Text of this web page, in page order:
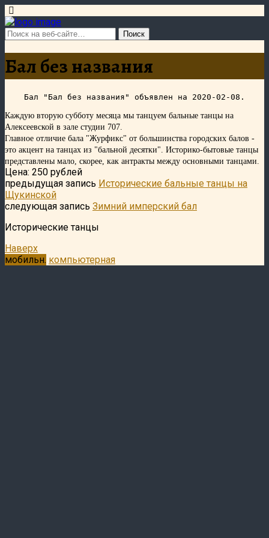
Бал без названия
Каждую вторую субботу месяца мы танцуем бальные танцы на
Алексеевской в зале студии 707.
Главное отличие бала "Журфикс" от большинства городских балов -
это акцент на танцах из "бальной десятки". Историко-бытовые танцы
представлены мало, скорее, как антракты между основными танцами.
Цена: 250 рублей
предыдущая запись Исторические бальные танцы на
Щукинской
следующая запись Зимний имперский бал
Исторические танцы
Наверх
мобильн. компьютерная